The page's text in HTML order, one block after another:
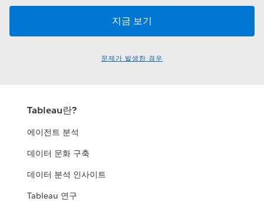
문제가 발생한 경우
Tableau란?
에이전트 분석
데이터 문화 구축
데이터 분석 인사이트
Tableau 연구